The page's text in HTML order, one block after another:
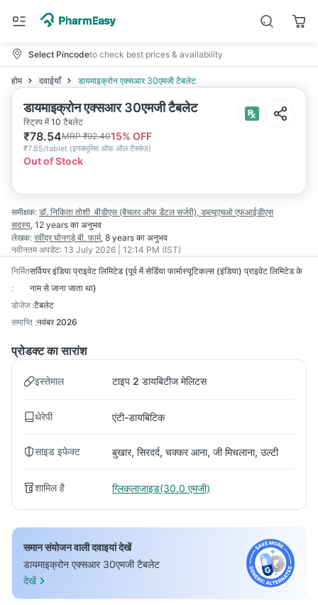
Select Pincodeto check best prices & availability
होम दवाईयाँ डायमाइक्रोन एक्सआर 30एमजी टैबलेट
डायमाइक्रोन एक्सआर 30एमजी टैबलेट
स्ट्रिप में 10 टैबलेट
₹78.54MRP₹92.4015% OFF
₹7.85/tablet (इनक्लूसिव ऑफ़ ऑल टैक्सेज़)
Out of Stock
समीक्षक: डॉ. निकिता तोशी बीडीएस (बैचलर ऑफ डेंटल सर्जरी), डब्ल्यूएचओ एफआईडीएस
सदस्य, 12 years का अनुभव
लेखक: रवींद्र घोनगड़े बी. फार्म, 8 years का अनुभव
नवीनतम अपडेट: 13 July 2026 | 12:14 PM (IST)
निर्मित
:
सर्वियर इंडिया प्राइवेट लिमिटेड (पूर्व में सेर्डिया फार्मास्यूटिकल्स (इंडिया) प्राइवेट लिमिटेड के
नाम से जाना जाता था)
डोजेज :टैबलेट
समाप्ति :नवंबर 2026
प्रोडक्ट का सारांश
इस्तेमाल टाइप 2 डायबिटीज मेलिटस
थेरेपी एंटी-डायबिटिक
साइड इफेक्ट बुखार, सिरदर्द, चक्कर आना, जी मिचलाना, उल्टी
शामिल है ग्लिकलाजाइड(30.0 एमजी)
समान संयोजन वाली दवाइयां देखें
डायमाइक्रोन एक्सआर 30एमजी टैबलेट
देखें